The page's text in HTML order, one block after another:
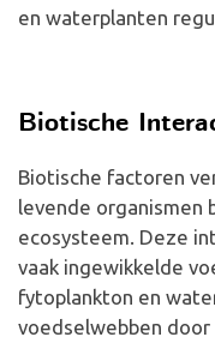
en waterplanten
Biotische
Biotische factoren
levende organismen
ecosysteem. Deze
vaak ingewikkelde
fytoplankton en
voedselwebben